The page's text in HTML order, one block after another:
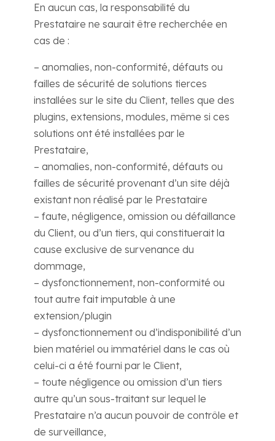
En aucun cas, la responsabilité du
Prestataire ne saurait être recherchée en
cas de :
– anomalies, non-conformité, défauts ou
failles de sécurité de solutions tierces
installées sur le site du Client, telles que des
plugins, extensions, modules, même si ces
solutions ont été installées par le
Prestataire,
– anomalies, non-conformité, défauts ou
failles de sécurité provenant d’un site déjà
existant non réalisé par le Prestataire
– faute, négligence, omission ou défaillance
du Client, ou d’un tiers, qui constituerait la
cause exclusive de survenance du
dommage,
– dysfonctionnement, non-conformité ou
tout autre fait imputable à une
extension/plugin
– dysfonctionnement ou d’indisponibilité d’un
bien matériel ou immatériel dans le cas où
celui-ci a été fourni par le Client,
– toute négligence ou omission d’un tiers
autre qu’un sous-traitant sur lequel le
Prestataire n’a aucun pouvoir de contrôle et
de surveillance,